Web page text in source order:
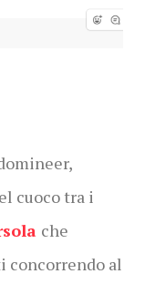
cuoco tra i
che
concorrendo al